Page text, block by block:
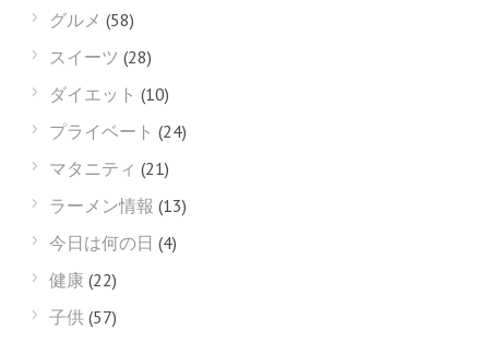
グルメ (58)
スイーツ (28)
ダイエット (10)
プライベート (24)
マタニティ (21)
ラーメン情報 (13)
今日は何の日 (4)
健康 (22)
子供 (57)